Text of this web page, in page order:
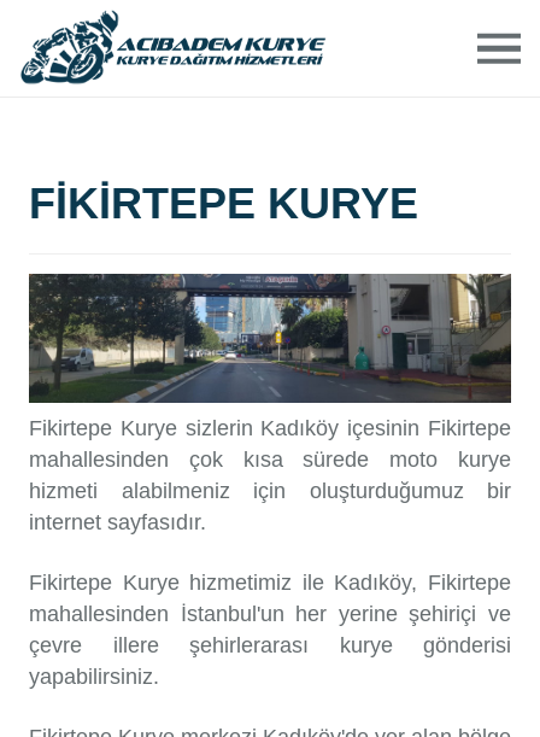
HAKKIMIZDA
ACIBADEM BÖLGELERI
ÜCRETLERIMIZ
BIZE ULAŞIN
FIKIRTEPE KURYE
Fikirtepe Kurye sizlerin Kadıköy içesinin Fikirtepe
mahallesinden çok kısa sürede moto kurye
hizmeti alabilmeniz için oluşturduğumuz bir
internet sayfasıdır.
Fikirtepe Kurye hizmetimiz ile Kadıköy, Fikirtepe
mahallesinden İstanbul'un her yerine şehiriçi ve
çevre illere şehirlerarası kurye gönderisi
yapabilirsiniz.